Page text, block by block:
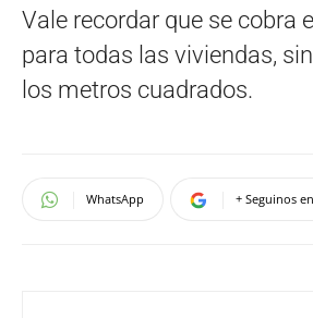
Vale recordar que se cobra
para todas las viviendas,
los metros cuadrados.
WhatsApp + Seguinos